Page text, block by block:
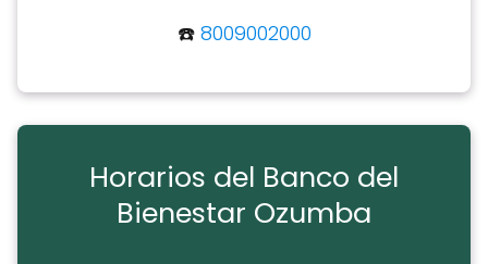
☎️ 8009002000
Horarios del Banco del
Bienestar Ozumba